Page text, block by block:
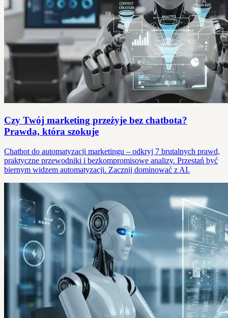
Czy Twój marketing przeżyje bez chatbota?
Prawda, która szokuje
Chatbot do automatyzacji marketingu – odkryj 7 brutalnych prawd,
praktyczne przewodniki i bezkompromisowe analizy. Przestań być
biernym widzem automatyzacji. Zacznij dominować z AI.